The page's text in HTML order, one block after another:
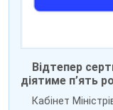
Відтепер
діятиме п’ять
Кабінет